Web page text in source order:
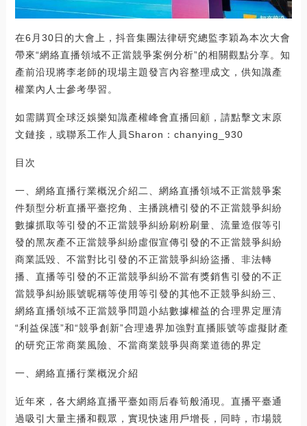
在6月30日的大會上，抖音集團法律研究總監李穎為本次大會
帶來“網絡直播領域不正當競爭案例分析”的相關觀點分享。知
產前沿現將李老師的現場主題發言內容整理成文，供知識產
權業內人士參考學習。
如需購買全球泛娛樂知識產權峰會直播回顧，請點擊文末原
文鏈接，或聯系工作人員Sharon：chanying_930
目次
一、網絡直播行業概況介紹二、網絡直播領域不正當競爭案
件類型分析直播平臺挖角、主播跳槽引發的不正當競爭糾紛
數據抓取等引發的不正當競爭糾紛刷粉刷量、流量造假等引
發的黑灰產不正當競爭糾紛虛假宣傳引發的不正當競爭糾紛
商業詆毀、不當對比引發的不正當競爭糾紛盜播、非法轉
播、直播等引發的不正當競爭糾紛不當有獎銷售引發的不正
當競爭糾紛賬號昵稱等使用等引發的其他不正競爭糾紛三、
網絡直播領域不正當競爭問題小結數據權益的合理界定厘清
“利益保護”和“競爭創新”合理邊界加強對直播賬號等虛擬財產
的研究正常商業風險、不當商業競爭與商業道德的界定
一、網絡直播行業概況介紹
近年來，各大網絡直播平臺如雨后春筍般涌現。直播平臺通
過吸引大量主播和觀眾，實現快速用戶增長，同時，市場競